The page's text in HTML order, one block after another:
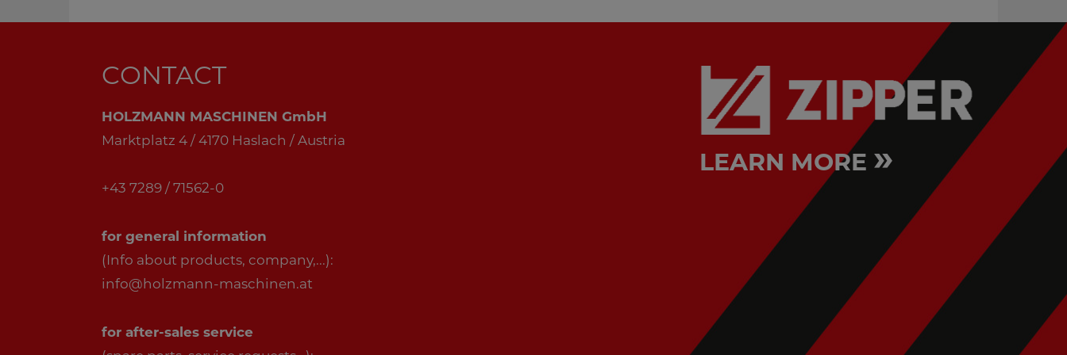
CONTACT
HOLZMANN MASCHINEN GmbH
Marktplatz 4 / 4170 Haslach / Austria
+43 7289 / 71562-0
for general information
(Info about products, company,...):
info@holzmann-maschinen.at
for after-sales service
LEARN MORE »